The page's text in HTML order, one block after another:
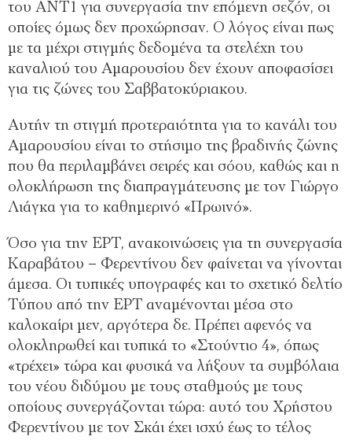
του ΑΝΤ1 για συνεργασία την επόμενη σεζόν, οι
οποίες όμως δεν προχώρησαν. Ο λόγος είναι πως
με τα μέχρι στιγμής δεδομένα τα στελέχη του
καναλιού του Αμαρουσίου δεν έχουν αποφασίσει
για τις ζώνες του Σαββατοκύριακου.
Αυτήν τη στιγμή προτεραιότητα για το κανάλι του
Αμαρουσίου είναι το στήσιμο της βραδινής ζώνης
που θα περιλαμβάνει σειρές και σόου, καθώς και η
ολοκλήρωση της διαπραγμάτευσης με τον Γιώργο
Λιάγκα για το καθημερινό «Πρωινό».
Όσο για την ΕΡΤ, ανακοινώσεις για τη συνεργασία
Καραβάτου – Φερεντίνου δεν φαίνεται να γίνονται
άμεσα. Οι τυπικές υπογραφές και το σχετικό δελτίο
Τύπου από την ΕΡΤ αναμένονται μέσα στο
καλοκαίρι μεν, αργότερα δε. Πρέπει αφενός να
ολοκληρωθεί και τυπικά το «Στούντιο 4», όπως
«τρέχει» τώρα και φυσικά να λήξουν τα συμβόλαια
του νέου διδύμου με τους σταθμούς με τους
οποίους συνεργάζονται τώρα: αυτό του Χρήστου
Φερεντίνου με τον Σκάι έχει ισχύ έως το τέλος